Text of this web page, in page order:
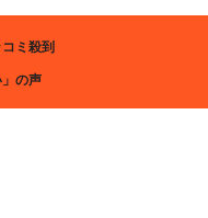
ミ殺到
の声